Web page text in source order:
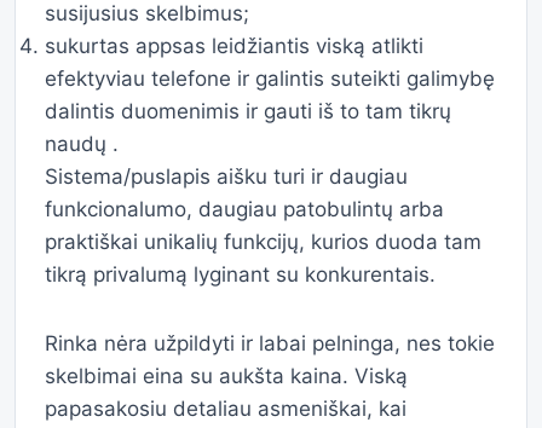
susijusius skelbimus;
sukurtas appsas leidžiantis viską atlikti
efektyviau telefone ir galintis suteikti galimybę
dalintis duomenimis ir gauti iš to tam tikrų
naudų .
Sistema/puslapis aišku turi ir daugiau
funkcionalumo, daugiau patobulintų arba
praktiškai unikalių funkcijų, kurios duoda tam
tikrą privalumą lyginant su konkurentais.
Rinka nėra užpildyti ir labai pelninga, nes tokie
skelbimai eina su aukšta kaina. Viską
papasakosiu detaliau asmeniškai, kai